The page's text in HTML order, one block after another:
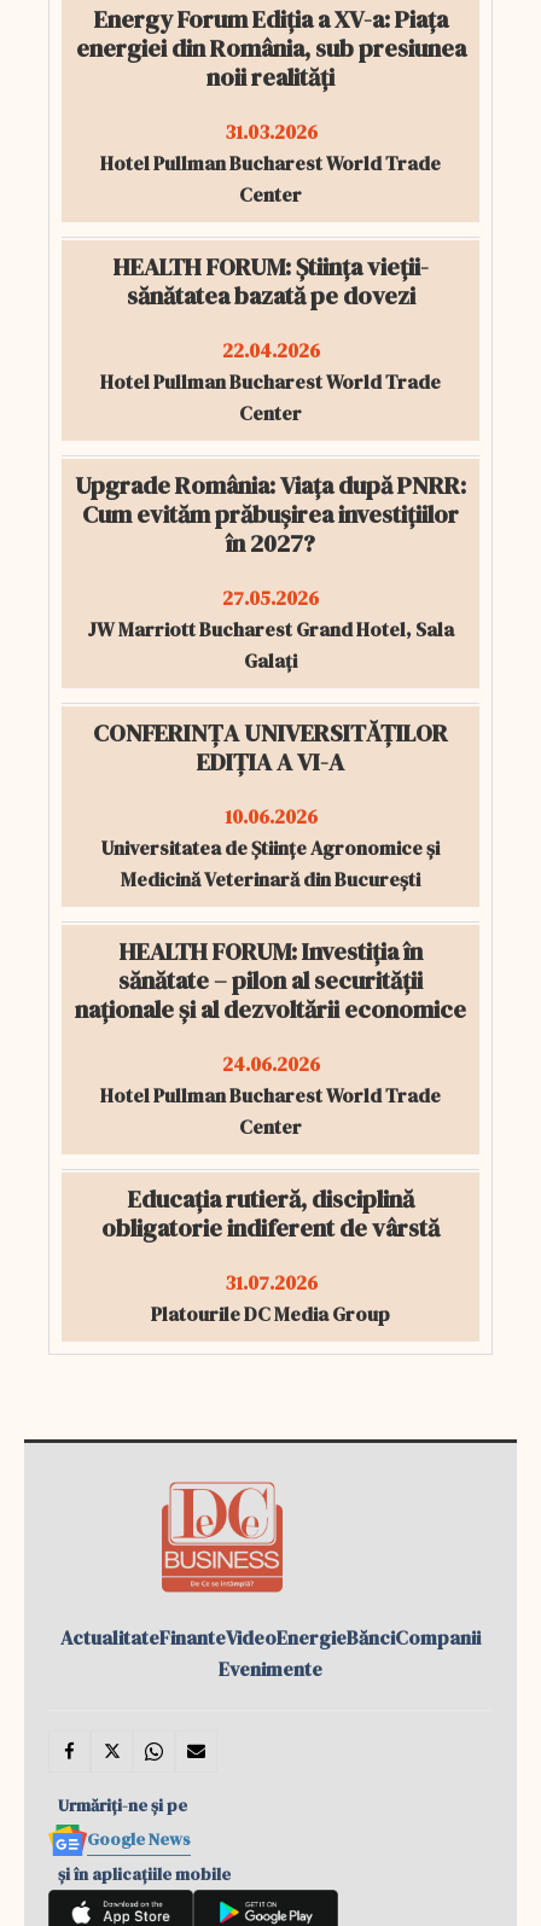
Energy Forum Ediția a XV-a: Piața
energiei din România, sub presiunea
noii realități
31.03.2026
Hotel Pullman Bucharest World Trade
Center
HEALTH FORUM: Știința vieții-
sănătatea bazată pe dovezi
22.04.2026
Hotel Pullman Bucharest World Trade
Center
Upgrade România: Viața după PNRR:
Cum evităm prăbușirea investițiilor
în 2027?
27.05.2026
JW Marriott Bucharest Grand Hotel, Sala
Galați
CONFERINȚA UNIVERSITĂȚILOR
EDIȚIA A VI-A
10.06.2026
Universitatea de Științe Agronomice și
Medicină Veterinară din București
HEALTH FORUM: Investiția în
sănătate – pilon al securității
naționale și al dezvoltării economice
24.06.2026
Hotel Pullman Bucharest World Trade
Center
Educația rutieră, disciplină
obligatorie indiferent de vârstă
31.07.2026
Platourile DC Media Group
ActualitateFinanteVideoEnergieBănciCompanii
Evenimente
Urmăriți-ne și pe
Google News
și în aplicațiile mobile